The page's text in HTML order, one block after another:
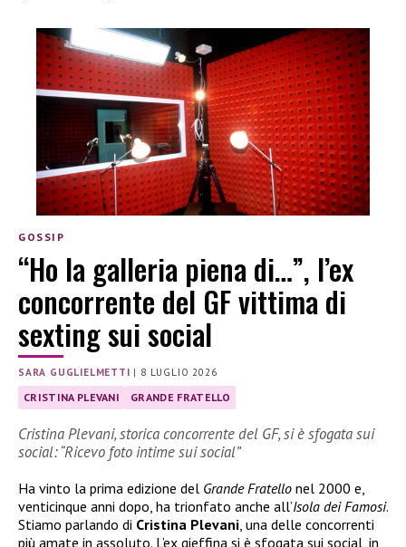
GOSSIP
“Ho la galleria piena di…”, l’ex
concorrente del GF vittima di
sexting sui social
SARA GUGLIELMETTI | 8 LUGLIO 2026
CRISTINA PLEVANI GRANDE FRATELLO
Cristina Plevani, storica concorrente del GF, si è sfogata sui
social: “Ricevo foto intime sui social”
Ha vinto la prima edizione del Grande Fratello nel 2000 e,
venticinque anni dopo, ha trionfato anche all’Isola dei Famosi.
Stiamo parlando di Cristina Plevani , una delle concorrenti
più amate in assoluto. L’ex gieffina si è sfogata sui social, in